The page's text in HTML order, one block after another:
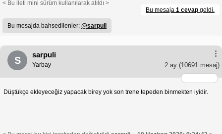
< Bu ileti mini sürüm kullanılarak atıldı >
Bu mesaja 1 cevap geldi.
Bu mesajda bahsedilenler: @sarpuli
S
sarpuli
2 ay (10691 mesaj)
Yarbay
Düştükçe ekleyeceğiz yapacak birey yok son trene tepeden binmekten iyidir.